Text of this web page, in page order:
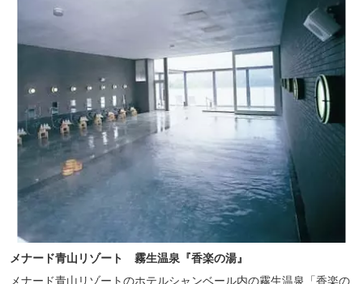
メナード青山リゾート 霧生温泉『香楽の湯』
メナード青山リゾートのホテルシャンベール内の霧生温泉「香楽の